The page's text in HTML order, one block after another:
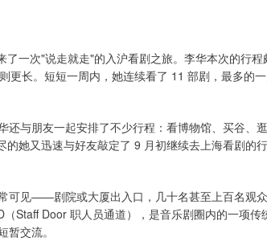
一次"说走就走"的入沪看剧之旅。李华本次的行
更长。短短一周内，她连续看了 11 部剧，最多的
还与朋友一起安排了不少行程：看博物馆、买谷
她又迅速与好友敲定了 9 月初继续去上海看剧的
可见——剧院或大厦出入口，几十名甚至上百名观
Staff Door 职人员通道），是音乐剧圈内的一项
交流。